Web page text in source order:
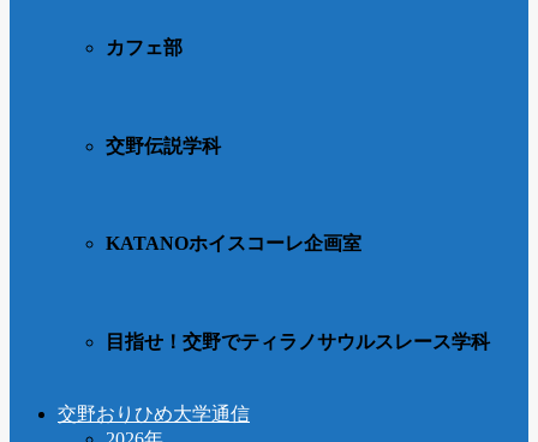
カフェ部
交野伝説学科
KATANOホイスコーレ企画室
目指せ！交野でティラノサウルスレース学科
交野おりひめ大学通信